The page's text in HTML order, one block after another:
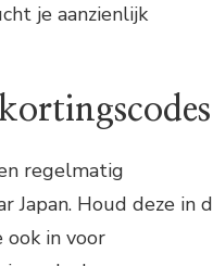
je aanzienlijk
regelmatig
Japan. Houd deze in
in voor